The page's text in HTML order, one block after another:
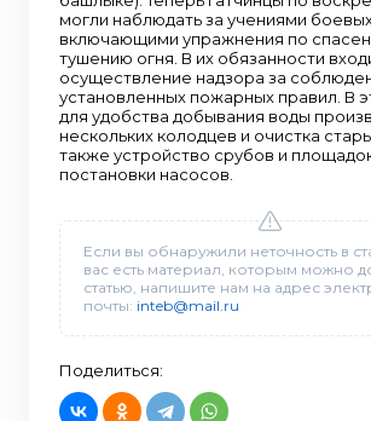
могли наблюдать за учениями
включающими упражнения по
тушению огня. В их обязанности
осуществление надзора за
установленных пожарных правил. В
для удобства добывания воды
нескольких колодцев и очистка
также устройство срубов и
постановки насосов.
Если вы обнаружили неточность в
вас есть материал, которым можно
статью, напишите нам на адрес
почты: inteb@mail.ru
Поделиться: